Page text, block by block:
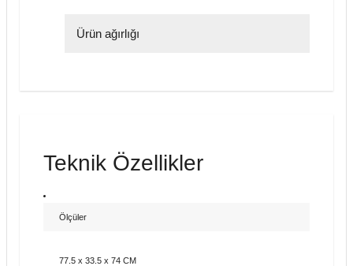
Ürün ağırlığı
Teknik Özellikler
Ölçüler
77.5 x 33.5 x 74 CM